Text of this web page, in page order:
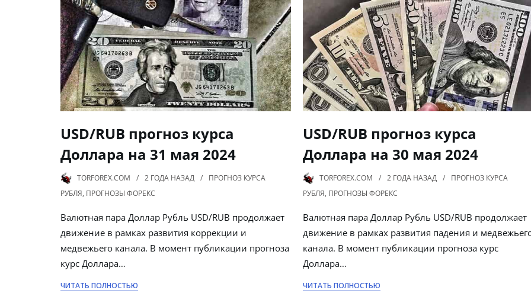
USD/RUB прогноз курса
Доллара на 31 мая 2024
TORFOREX.COM 2 ГОДА НАЗАД
ПРОГНОЗ КУРСА
РУБЛЯ, ПРОГНОЗЫ ФОРЕКС
Валютная пара Доллар Рубль USD/RUB продолжает
движение в рамках развития коррекции и
медвежьего канала. В момент публикации прогноза
курс Доллара…
ЧИТАТЬ ПОЛНОСТЬЮ
USD/RUB прогноз курса
Доллара на 30 мая 2024
TORFOREX.COM 2 ГОДА НАЗАД
ПРОГНОЗ КУРСА
РУБЛЯ, ПРОГНОЗЫ ФОРЕКС
Валютная пара Доллар Рубль USD/RUB продолжает
движение в рамках развития падения и
канала. В момент публикации прогноза курс
Доллара…
ЧИТАТЬ ПОЛНОСТЬЮ